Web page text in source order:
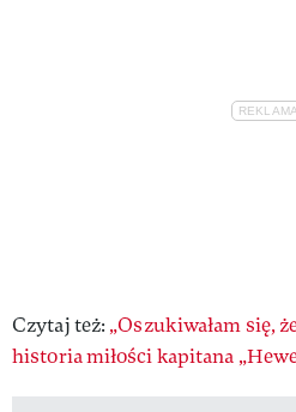
Czytaj też: „Oszukiwałam się,
historia miłości kapitana